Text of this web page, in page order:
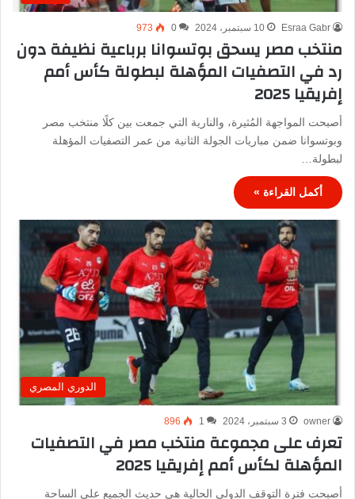
Esraa Gabr 10 سبتمبر، 2024 0
973
منتخب مصر يسحق بوتسوانا برباعية نظيفة دون
رد في التصفيات المؤهلة لبطولة كأس أمم
إفريقيا 2025
أصبحت المواجهة المُثيرة، والنارية التي جمعت بين كلًا منتخب مصر
وبوتسوانا ضمن مباريات الجولة الثانية من عمر التصفيات المؤهلة
لبطولة…
أكمل القراءة »
الدوري المصري
owner 3 سبتمبر، 2024 1
896
تعرف على مجموعة منتخب مصر في التصفيات
المؤهلة لكأس أمم إفريقيا 2025
أصبحت فترة التوقف الدولي الحالية هي حديث الجميع على الساحة